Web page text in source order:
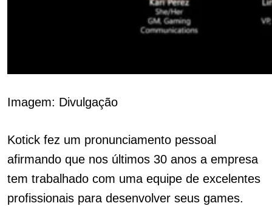
Imagem: Divulgação
Kotick fez um pronunciamento pessoal
afirmando que nos últimos 30 anos a empresa
tem trabalhado com uma equipe de excelentes
profissionais para desenvolver seus games.